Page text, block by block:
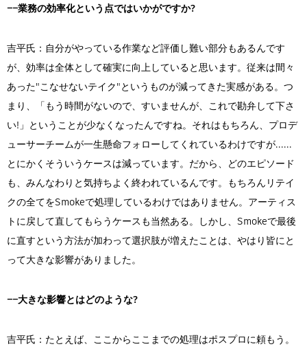
――業務の効率化という点ではいかがですか?
吉平氏：自分がやっている作業など評価し難い部分もあるんです
が、効率は全体として確実に向上していると思います。従来は間々
あった"こなせないテイク"というものが減ってきた実感がある。つ
まり、「もう時間がないので、すいませんが、これで勘弁して下さ
い!」ということが少なくなったんですね。それはもちろん、プロデ
ューサーチームが一生懸命フォローしてくれているわけですが......
とにかくそういうケースは減っています。だから、どのエピソード
も、みんなわりと気持ちよく終われているんです。もちろんリテイ
クの全てをSmokeで処理しているわけではありません。アーティス
トに戻して直してもらうケースも当然ある。しかし、Smokeで最後
に直すという方法が加わって選択肢が増えたことは、やはり皆にと
って大きな影響がありました。
――大きな影響とはどのような?
吉平氏：たとえば、ここからここまでの処理はポスプロに頼もう。